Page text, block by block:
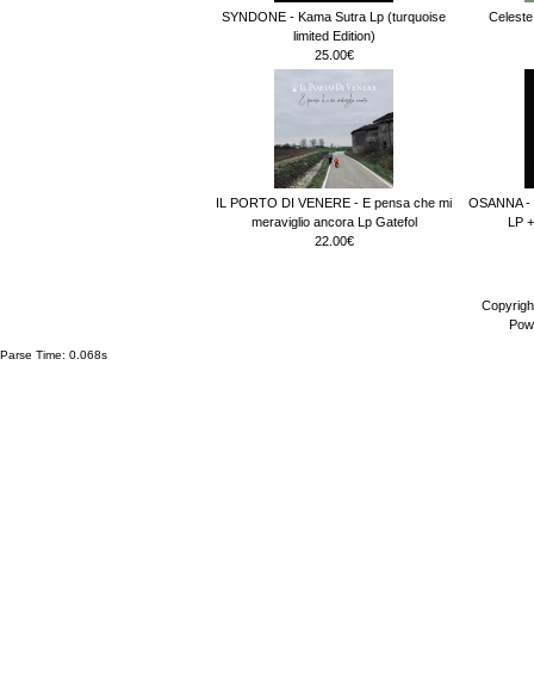
SYNDONE - Kama Sutra Lp (turquoise
limited Edition)
25.00€
IL PORTO DI VENERE - E pensa che mi
meraviglio ancora Lp Gatefol
22.00€
OSANNA -
LP
Parse Time: 0.068s